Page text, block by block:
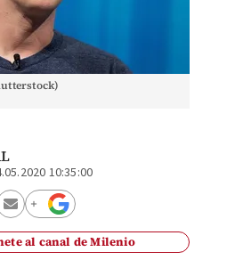
10:35:00
al canal de Milenio